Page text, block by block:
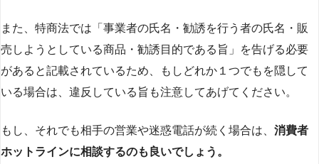
また、特商法では「事業者の氏名・勧誘を行う者の氏名・販
売しようとしている商品・勧誘目的である旨」を告げる必要
があると記載されているため、もしどれか１つでもを隠して
いる場合は、違反している旨も注意してあげてください。
もし、それでも相手の営業や迷惑電話が続く場合は、 消費者
ホットラインに相談するのも良いでしょう。